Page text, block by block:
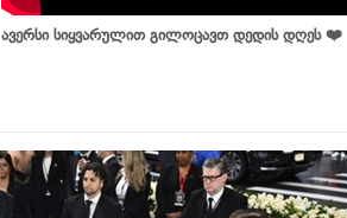
ავერსი სიყვარულით გილოცავთ დედის დღეს ❤️